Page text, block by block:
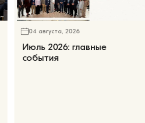
04 августа, 2026
Июль 2026: главные
события